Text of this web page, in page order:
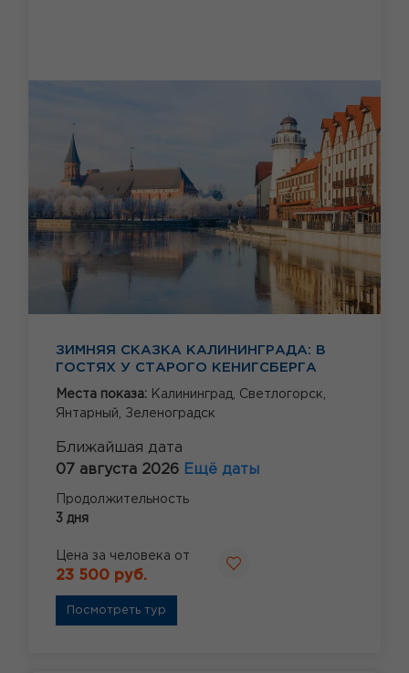
ЗИМНЯЯ СКАЗКА КАЛИНИНГРАДА: В
ГОСТЯХ У СТАРОГО КЕНИГСБЕРГА
Места показа: Калининград, Светлогорск,
Янтарный, Зеленоградск
Ближайшая дата
07 августа 2026 Ещё даты
Продолжительность
3 дня
Цена за человека от
23 500 руб.
Посмотреть тур